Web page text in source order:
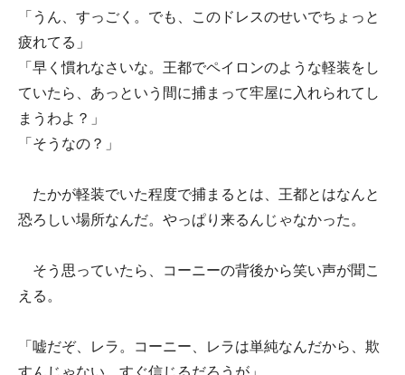
「うん、すっごく。でも、このドレスのせいでちょっと
疲れてる」
「早く慣れなさいな。王都でペイロンのような軽装をし
ていたら、あっという間に捕まって牢屋に入れられてし
まうわよ？」
「そうなの？」
たかが軽装でいた程度で捕まるとは、王都とはなんと
恐ろしい場所なんだ。やっぱり来るんじゃなかった。
そう思っていたら、コーニーの背後から笑い声が聞こ
える。
「嘘だぞ、レラ。コーニー、レラは単純なんだから、欺
すんじゃない。すぐ信じるだろうが」